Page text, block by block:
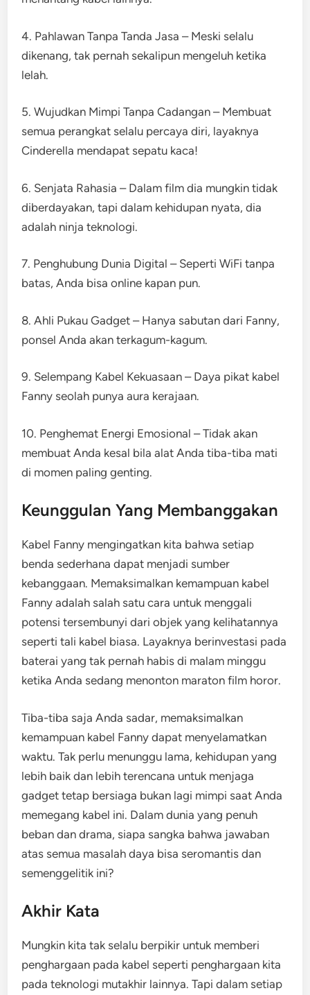
4. Pahlawan Tanpa Tanda Jasa – Meski selalu
dikenang, tak pernah sekalipun mengeluh ketika
lelah.
5. Wujudkan Mimpi Tanpa Cadangan – Membuat
semua perangkat selalu percaya diri, layaknya
Cinderella mendapat sepatu kaca!
6. Senjata Rahasia – Dalam film dia mungkin tidak
diberdayakan, tapi dalam kehidupan nyata, dia
adalah ninja teknologi.
7. Penghubung Dunia Digital – Seperti WiFi tanpa
batas, Anda bisa online kapan pun.
8. Ahli Pukau Gadget – Hanya sabutan dari Fanny,
ponsel Anda akan terkagum-kagum.
9. Selempang Kabel Kekuasaan – Daya pikat kabel
Fanny seolah punya aura kerajaan.
10. Penghemat Energi Emosional – Tidak akan
membuat Anda kesal bila alat Anda tiba-tiba mati
di momen paling genting.
Keunggulan Yang Membanggakan
Kabel Fanny mengingatkan kita bahwa setiap
benda sederhana dapat menjadi sumber
kebanggaan. Memaksimalkan kemampuan kabel
Fanny adalah salah satu cara untuk menggali
potensi tersembunyi dari objek yang kelihatannya
seperti tali kabel biasa. Layaknya berinvestasi pada
baterai yang tak pernah habis di malam minggu
ketika Anda sedang menonton maraton film horor.
Tiba-tiba saja Anda sadar, memaksimalkan
kemampuan kabel Fanny dapat menyelamatkan
waktu. Tak perlu menunggu lama, kehidupan yang
lebih baik dan lebih terencana untuk menjaga
gadget tetap bersiaga bukan lagi mimpi saat Anda
memegang kabel ini. Dalam dunia yang penuh
beban dan drama, siapa sangka bahwa jawaban
atas semua masalah daya bisa seromantis dan
semenggelitik ini?
Akhir Kata
Mungkin kita tak selalu berpikir untuk memberi
penghargaan pada kabel seperti penghargaan kita
pada teknologi mutakhir lainnya. Tapi dalam setiap